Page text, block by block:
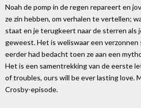
Noah de pomp in de regen repareert en
ze zin hebben, om verhalen te vertellen;
staat en je terugkeert naar de sterren als
geweest. Het is weliswaar een verzonnen
eerder had bedacht toen ze aan een
Het is een samentrekking van de eerste
of troubles, ours will be ever lasting love.
Crosby-episode.